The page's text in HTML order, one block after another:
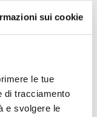
sui cookie
le tue
di tracciamento
e svolgere le
in fase di